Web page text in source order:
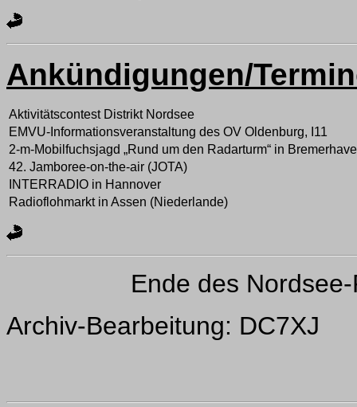
Ankündigungen/
Aktivitätscontest Distrikt Nordsee
EMVU-Informationsveranstaltung des OV Oldenburg, I11
2-m-Mobilfuchsjagd „Rund um den Radarturm“ in
42. Jamboree-on-the-air (JOTA)
INTERRADIO in Hannover
Radioflohmarkt in Assen (Niederlande)
Ende des
Archiv-Bearbeitung: DC7XJ